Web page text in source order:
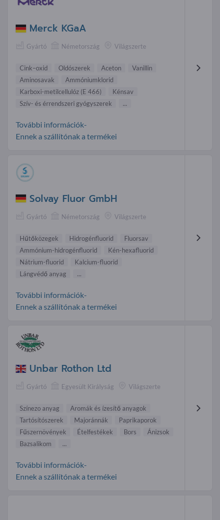
Merck KGaA
Gyártó Németország Világszerte
Cink–oxid Oldószerek Aceton
Vanillin
Aminosavak
Ammóniumklorid
Karboxi-metilcellulóz (E 466)
Kénsav
Szív- és érrendszeri gyógyszerek
...
További információk-
Ennek a szállítónak a termékei
Solvay Fluor GmbH
Gyártó Németország Világszerte
Hűtőközegek Hidrogén fluorid
Fluorsav
Ammónium-hidrogén fluorid
Kén-hexafluorid
Nátrium-fluorid
Kalcium-fluorid
Lángvédő anyag
...
További információk-
Ennek a szállítónak a termékei
Unbar Rothon Ltd
Gyártó Egyesült Királyság Világszerte
Színezo anyag
Aromák és ízesítő anyagok
Tartósítószerek
Majoránnák
Paprikaporok
Fűszernövények
Ételfestékek Bors
Ánizsok
Bazsalikom
...
További információk-
Ennek a szállítónak a termékei